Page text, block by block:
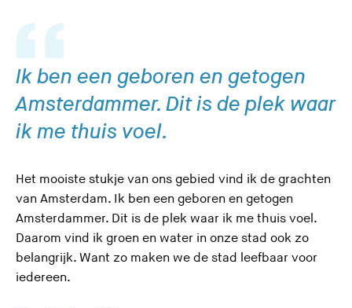
Ik ben een geboren en getogen
Amsterdammer. Dit is de plek waar
ik me thuis voel.
Het mooiste stukje van ons gebied vind ik de grachten
van Amsterdam. Ik ben een geboren en getogen
Amsterdammer. Dit is de plek waar ik me thuis voel.
Daarom vind ik groen en water in onze stad ook zo
belangrijk. Want zo maken we de stad leefbaar voor
iedereen.